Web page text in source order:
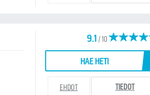
9.1/ 10
HAE HETI
EHDOT TIEDOT